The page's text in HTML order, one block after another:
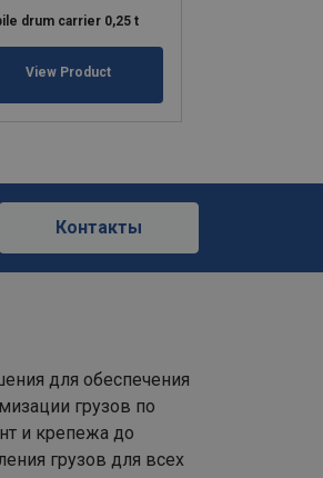
drum carrier 0,25 t
View Product
Контакты
для обеспечения
грузов по
и крепежа до
грузов для всех